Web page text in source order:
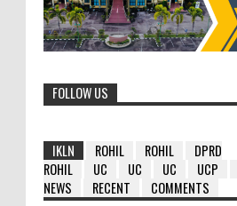
FOLLOW US
IKLN ROHIL ROHIL
DPRD
ROHIL
UC UC UC UCP
NEWS
RECENT COMMENTS